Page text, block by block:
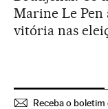
Marine Le Pen
vitória nas
Receba o boletim